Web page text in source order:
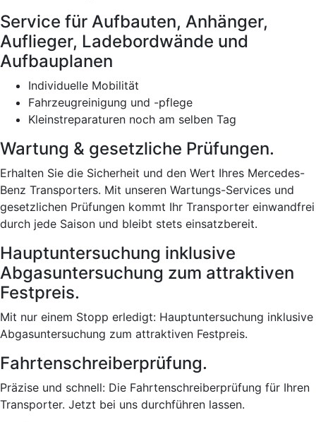
Service für Aufbauten, Anhänger,
Auflieger, Ladebordwände und
Aufbauplanen
Individuelle Mobilität
Fahrzeugreinigung und -pflege
Kleinstreparaturen noch am selben Tag
Wartung & gesetzliche Prüfungen.
Erhalten Sie die Sicherheit und den Wert Ihres Mercedes-
Benz Transporters. Mit unseren Wartungs-Services und
gesetzlichen Prüfungen kommt Ihr Transporter einwandfrei
durch jede Saison und bleibt stets einsatzbereit.
Hauptuntersuchung inklusive
Abgasuntersuchung zum attraktiven
Festpreis.
Mit nur einem Stopp erledigt: Hauptuntersuchung inklusive
Abgasuntersuchung zum attraktiven Festpreis.
Fahrtenschreiberprüfung.
Präzise und schnell: Die Fahrtenschreiberprüfung für Ihren
Transporter. Jetzt bei uns durchführen lassen.